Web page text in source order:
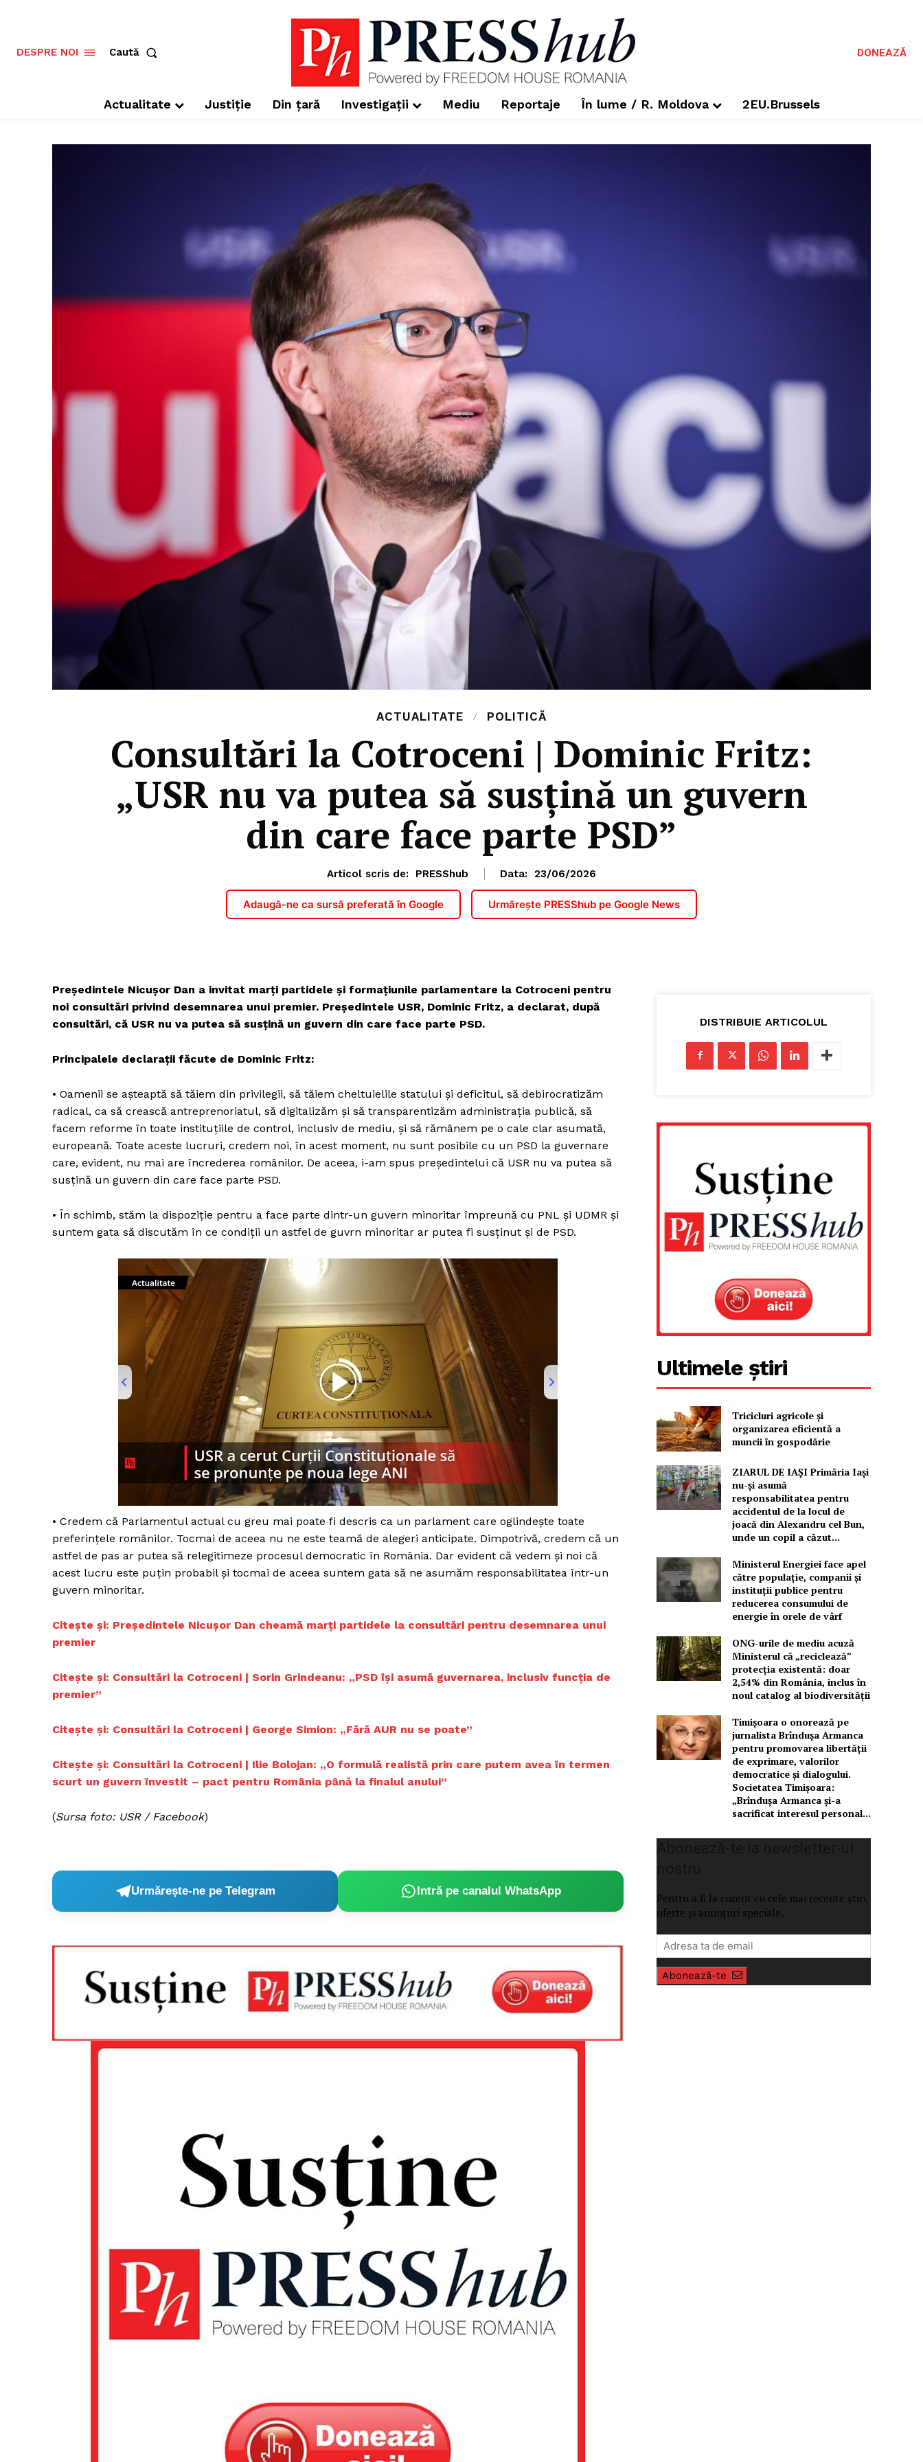
FREEDOM HOUSE
ROMÂNIA
PRESShub
Despre noi / Echipa
Proiecte editoriale
DESPRE NOI Caută DONEAZĂ
Actualitate Justiție Din țară Investigații Mediu Reportaje În lume / R. Moldova 2EU.Brussels
ACTUALITATE POLITICĂ
Consultări la Cotroceni | Dominic Fritz:
„USR nu va putea să susțină un guvern
din care face parte PSD”
Articol scris de: PRESShub Data: 23/06/2026
Adaugă-ne ca sursă preferată în Google Urmărește PRESShub pe Google News
Președintele Nicușor Dan a invitat marți partidele și formațiunile parlamentare la Cotroceni pentru
noi consultări privind desemnarea unui premier. Președintele USR, Dominic Fritz, a declarat, după
consultări, că USR nu va putea să susțină un guvern din care face parte PSD.
Principalele declarații făcute de Dominic Fritz:
• Oamenii se așteaptă să tăiem din privilegii, să tăiem cheltuielile statului și deficitul, să debirocratizăm
radical, ca să crească antreprenoriatul, să digitalizăm și să transparentizăm administrația publică, să
facem reforme în toate instituțiile de control, inclusiv de mediu, și să rămânem pe o cale clar asumată,
europeană. Toate aceste lucruri, credem noi, în acest moment, nu sunt posibile cu un PSD la guvernare
care, evident, nu mai are încrederea românilor. De aceea, i-am spus președintelui că USR nu va putea să
susțină un guvern din care face parte PSD.
• În schimb, stăm la dispoziție pentru a face parte dintr-un guvern minoritar împreună cu PNL și UDMR și
suntem gata să discutăm în ce condiții un astfel de guvrn minoritar ar putea fi susținut și de PSD.
00:00 01:00 presshub
• Credem că Parlamentul actual cu greu mai poate fi descris ca un parlament care oglindește toate
preferințele românilor. Tocmai de aceea nu ne este teamă de alegeri anticipate. Dimpotrivă, credem că un
astfel de pas ar putea să relegitimeze procesul democratic în România. Dar evident că vedem și noi că
acest lucru este puțin probabil și tocmai de aceea suntem gata să ne asumăm responsabilitatea într-un
guvern minoritar.
Citește și: Președintele Nicușor Dan cheamă marți partidele la consultări pentru desemnarea unui
premier
Citește și: Consultări la Cotroceni | Sorin Grindeanu: „PSD își asumă guvernarea, inclusiv funcția de
premier”
Citește și: Consultări la Cotroceni | George Simion: „Fără AUR nu se poate”
Citește și: Consultări la Cotroceni | Ilie Bolojan: „O formulă realistă prin care putem avea în termen
scurt un guvern învestit – pact pentru România până la finalul anului”
(Sursa foto: USR / Facebook)
Urmărește-ne pe Telegram Intră pe canalul WhatsApp
DISTRIBUIE ARTICOLUL
Ultimele știri
Tricicluri agricole și
organizarea eficientă a
muncii în gospodărie
ZIARUL DE IAȘI Primăria Iași
nu-și asumă
responsabilitatea pentru
accidentul de la locul de
joacă din Alexandru cel Bun,
unde un copil a căzut...
Ministerul Energiei face apel
către populație, companii și
instituții publice pentru
reducerea consumului de
energie în orele de vârf
ONG-urile de mediu acuză
Ministerul că „reciclează”
protecția existentă: doar
2,54% din România, inclus în
noul catalog al biodiversității
Timișoara o onorează pe
jurnalista Brîndușa Armanca
pentru promovarea libertății
de exprimare, valorilor
democratice și dialogului.
Societatea Timișoara:
„Brîndușa Armanca și-a
sacrificat interesul personal...
Pentru a fi la curent cu cele mai recente știri,
oferte și anunțuri speciale.
Abonează-te